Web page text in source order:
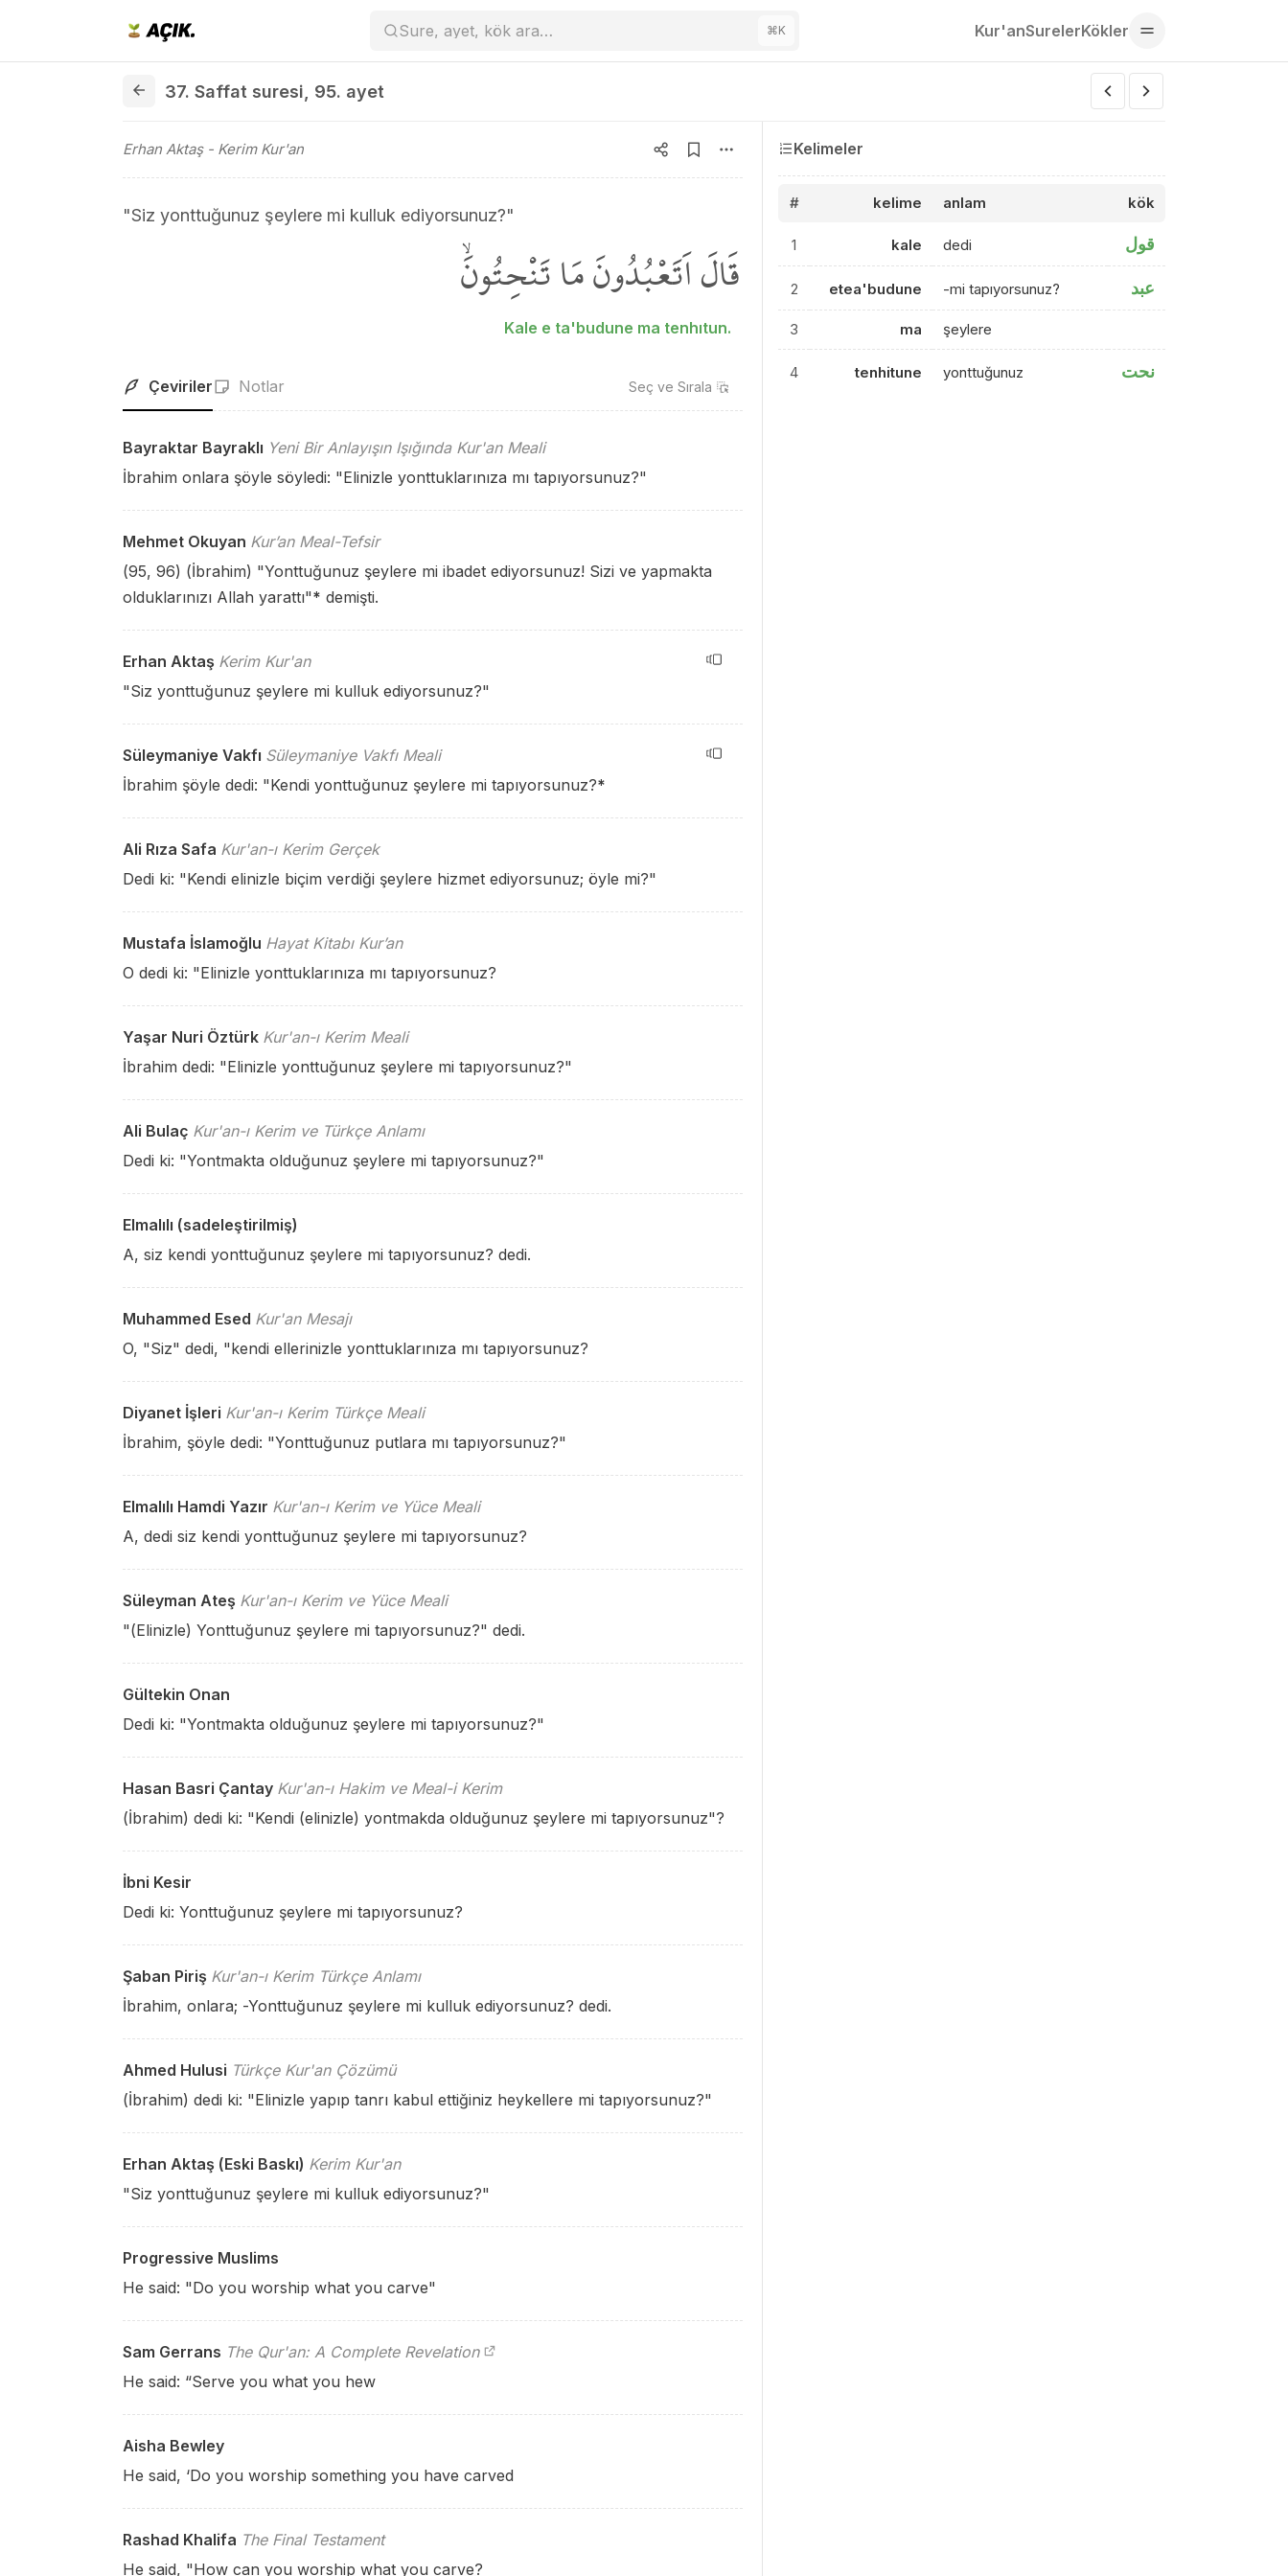
Sure, ayet, kök ara… ⌘K Kur'anSurelerKökler
37. Saffat suresi 95. ayet
Erhan Aktaş- Kerim Kur'an
"Siz yonttuğunuz şeylere mi kulluk ediyorsunuz?"
قَالَ اَتَعْبُدُونَ مَا تَنْحِتُونَۙ
Kale e ta'budune ma tenhıtun.
Çeviriler Notlar Seç ve Sırala
Bayraktar Bayraklı Yeni Bir Anlayışın Işığında Kur'an Meali
İbrahim onlara şöyle söyledi: "Elinizle yonttuklarınıza mı tapıyorsunuz?"
Mehmet Okuyan Kur’an Meal-Tefsir
(95, 96) (İbrahim) "Yonttuğunuz şeylere mi ibadet ediyorsunuz! Sizi ve yapmakta
olduklarınızı Allah yarattı"* demişti.
Erhan Aktaş Kerim Kur'an
"Siz yonttuğunuz şeylere mi kulluk ediyorsunuz?"
Süleymaniye Vakfı Süleymaniye Vakfı Meali
İbrahim şöyle dedi: "Kendi yonttuğunuz şeylere mi tapıyorsunuz?*
Ali Rıza Safa Kur'an-ı Kerim Gerçek
Dedi ki: "Kendi elinizle biçim verdiği şeylere hizmet ediyorsunuz; öyle mi?"
Mustafa İslamoğlu Hayat Kitabı Kur’an
O dedi ki: "Elinizle yonttuklarınıza mı tapıyorsunuz?
Yaşar Nuri Öztürk Kur'an-ı Kerim Meali
İbrahim dedi: "Elinizle yonttuğunuz şeylere mi tapıyorsunuz?"
Ali Bulaç Kur'an-ı Kerim ve Türkçe Anlamı
Dedi ki: "Yontmakta olduğunuz şeylere mi tapıyorsunuz?"
Elmalılı (sadeleştirilmiş)
A, siz kendi yonttuğunuz şeylere mi tapıyorsunuz? dedi.
Muhammed Esed Kur'an Mesajı
O, "Siz" dedi, "kendi ellerinizle yonttuklarınıza mı tapıyorsunuz?
Diyanet İşleri Kur'an-ı Kerim Türkçe Meali
İbrahim, şöyle dedi: "Yonttuğunuz putlara mı tapıyorsunuz?"
Elmalılı Hamdi Yazır Kur'an-ı Kerim ve Yüce Meali
A, dedi siz kendi yonttuğunuz şeylere mi tapıyorsunuz?
Süleyman Ateş Kur'an-ı Kerim ve Yüce Meali
"(Elinizle) Yonttuğunuz şeylere mi tapıyorsunuz?" dedi.
Gültekin Onan
Dedi ki: "Yontmakta olduğunuz şeylere mi tapıyorsunuz?"
Hasan Basri Çantay Kur'an-ı Hakim ve Meal-i Kerim
(İbrahim) dedi ki: "Kendi (elinizle) yontmakda olduğunuz şeylere mi tapıyorsunuz"?
İbni Kesir
Dedi ki: Yonttuğunuz şeylere mi tapıyorsunuz?
Şaban Piriş Kur'an-ı Kerim Türkçe Anlamı
İbrahim, onlara; -Yonttuğunuz şeylere mi kulluk ediyorsunuz? dedi.
Ahmed Hulusi Türkçe Kur'an Çözümü
(İbrahim) dedi ki: "Elinizle yapıp tanrı kabul ettiğiniz heykellere mi tapıyorsunuz?"
Erhan Aktaş (Eski Baskı) Kerim Kur'an
"Siz yonttuğunuz şeylere mi kulluk ediyorsunuz?"
Progressive Muslims
He said: "Do you worship what you carve"
Sam Gerrans The Qur'an: A Complete Revelation
He said: “Serve you what you hew
Aisha Bewley
He said, ‘Do you worship something you have carved
Rashad Khalifa The Final Testament
He said, "How can you worship what you carve?
Kelimeler
# kelime anlam kök
1 kale dedi قول
2 etea'budune -mi tapıyorsunuz? عبد
3 ma şeylere
4 tenhitune yonttuğunuz نحت